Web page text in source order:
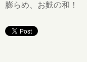
膨らめ、お麩の和！